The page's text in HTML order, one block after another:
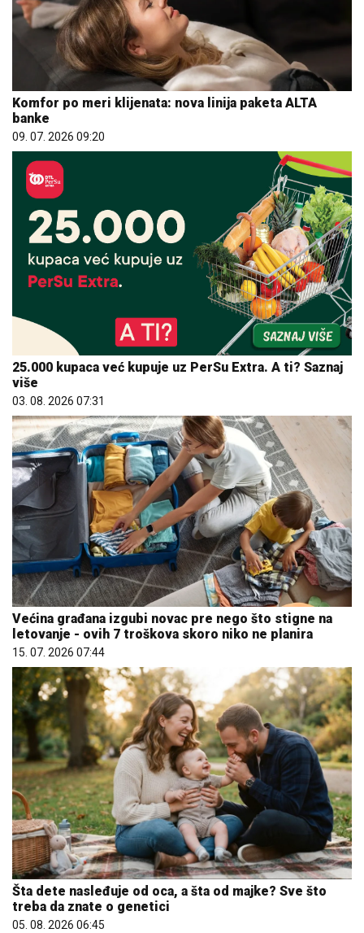
Komfor po meri klijenata: nova linija paketa ALTA
banke
09. 07. 2026 09:20
25.000 kupaca već kupuje uz PerSu Extra. A ti? Saznaj
više
03. 08. 2026 07:31
Većina građana izgubi novac pre nego što stigne na
letovanje - ovih 7 troškova skoro niko ne planira
15. 07. 2026 07:44
Šta dete nasleđuje od oca, a šta od majke? Sve što
treba da znate o genetici
05. 08. 2026 06:45